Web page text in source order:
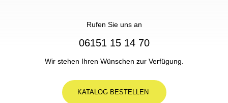
Rufen Sie uns an
06151 15 14 70
Wir stehen Ihren Wünschen zur Verfügung.
KATALOG BESTELLEN